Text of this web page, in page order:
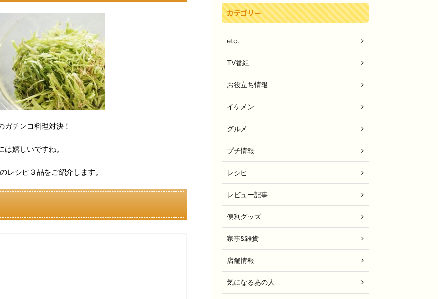
チンコ料理対決！
嬉しいですね。
レシピ３品をご紹介します。
カテゴリー
etc.
TV番組
お役立ち情報
イケメン
グルメ
プチ情報
レシピ
レビュー記事
便利グッズ
家事&雑貨
店舗情報
気になるあの人